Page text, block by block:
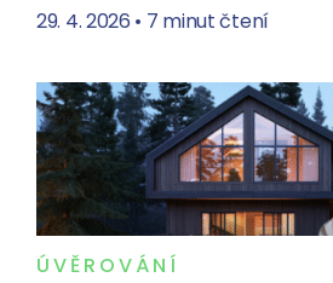
29. 4. 2026 • 7 minut čtení
ÚVĚROVÁNÍ